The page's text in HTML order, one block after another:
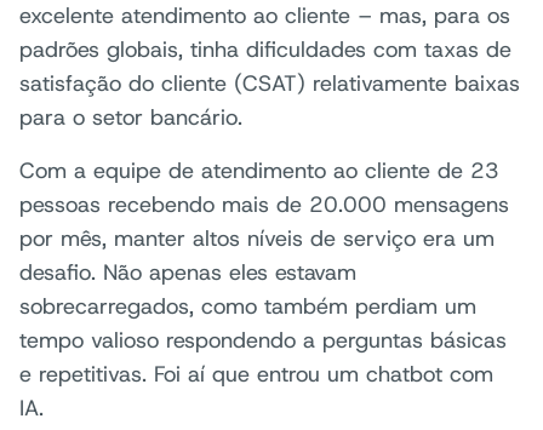
excelente atendimento ao cliente – mas, para os
padrões globais, tinha dificuldades com taxas de
satisfação do cliente (CSAT) relativamente baixas
para o setor bancário.
Com a equipe de atendimento ao cliente de 23
pessoas recebendo mais de 20.000 mensagens
por mês, manter altos níveis de serviço era um
desafio. Não apenas eles estavam
sobrecarregados, como também perdiam um
tempo valioso respondendo a perguntas básicas
e repetitivas. Foi aí que entrou um chatbot com
IA.